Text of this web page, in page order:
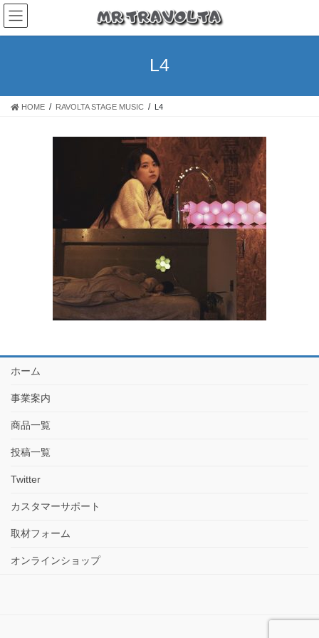
L4
HOME RAVOLTA STAGE MUSIC L4
ホーム
事業案内
商品一覧
投稿一覧
Twitter
カスタマーサポート
取材フォーム
オンラインショップ